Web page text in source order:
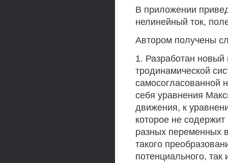
В приложении
нелинейный ток,
Автором получены
1. Разработан новый
тродинамической
самосогласованной
себя уравнения
движения, к
которое не
разных переменных
такого
потенциального,